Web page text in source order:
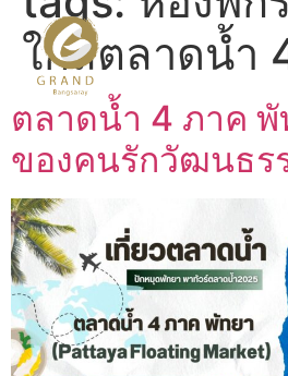
ใกล้ตลาดน้ำ
ตลาดน้ำ 4 ภาค
ของคนรักวัฒนธร